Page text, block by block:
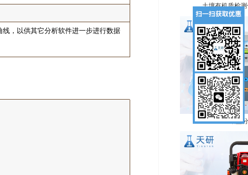
线，以供其它分析软件进一步进行数据
土壤有机质检
土壤盐